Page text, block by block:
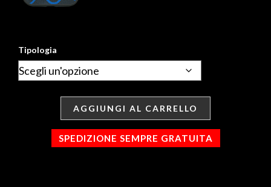
Tipologia
AGGIUNGI AL CARRELLO
SPEDIZIONE SEMPRE GRATUITA